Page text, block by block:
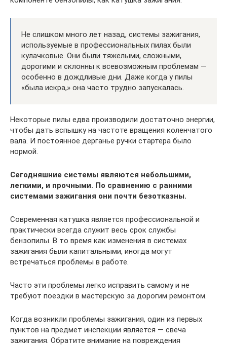
Не слишком много лет назад, системы зажигания,
используемые в профессиональных пилах были
кулачковые. Они были тяжелыми, сложными,
дорогими и склонны к всевозможным проблемам —
особенно в дождливые дни. Даже когда у пилы
«была искра,» она часто трудно запускалась.
Некоторые пилы едва производили достаточно энергии,
чтобы дать вспышку на частоте вращения коленчатого
вала. И постоянное дерганье ручки стартера было
нормой.
Сегодняшние системы являются небольшими,
легкими, и прочными. По сравнению с ранними
системами зажигания они почти безотказны.
Современная катушка является профессиональной и
практически всегда служит весь срок службы
бензопилы. В то время как изменения в системах
зажигания были капитальными, иногда могут
встречаться проблемы в работе.
Часто эти проблемы легко исправить самому и не
требуют поездки в мастерскую за дорогим ремонтом.
Когда возникли проблемы зажигания, один из первых
пунктов на предмет инспекции является — свеча
зажигания. Обратите внимание на повреждения